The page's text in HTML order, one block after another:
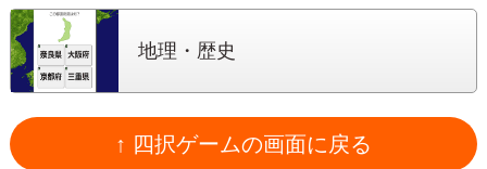
地理・歴史
↑ 四択ゲームの画面に戻る